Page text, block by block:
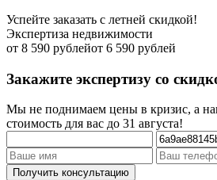
Успейте заказать с летней скидкой!
Экспертиза недвижимости
от 8 590 рублейот 6 590 рублей
Закажите экспертизу со
Мы не поднимаем цены в кризис, а
стоимость для вас до 31 августа!